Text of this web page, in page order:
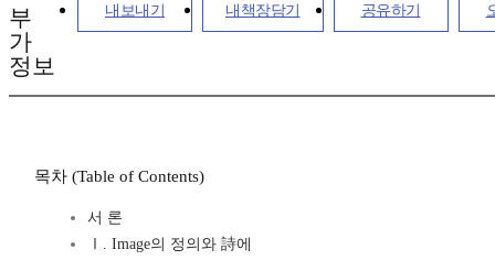
내보내기 내책장담기 공유하기
부
가
정보
목차 (Table of Contents)
서 론
Ⅰ. Image의 정의와 詩에